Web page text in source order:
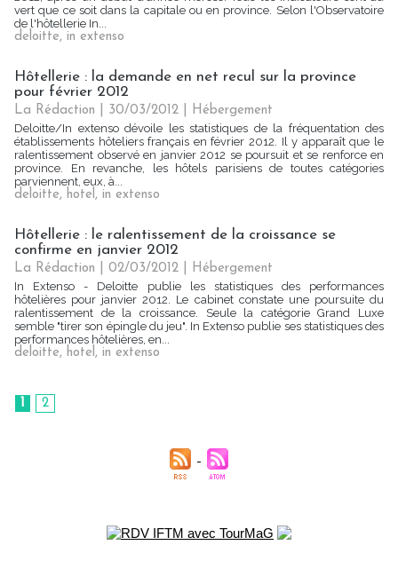
vert que ce soit dans la capitale ou en province. Selon l'Observatoire
de l'hôtellerie In...
deloitte, in extenso
Hôtellerie : la demande en net recul sur la province
pour février 2012
La Rédaction | 30/03/2012
Hébergement
Deloitte/In extenso dévoile les statistiques de la fréquentation des
établissements hôteliers français en février 2012. Il y apparaît que le
ralentissement observé en janvier 2012 se poursuit et se renforce en
province. En revanche, les hôtels parisiens de toutes catégories
parviennent, eux, à...
deloitte, hotel, in extenso
Hôtellerie : le ralentissement de la croissance se
confirme en janvier 2012
La Rédaction | 02/03/2012
Hébergement
In Extenso - Deloitte publie les statistiques des performances
hôtelières pour janvier 2012. Le cabinet constate une poursuite du
ralentissement de la croissance. Seule la catégorie Grand Luxe
semble "tirer son épingle du jeu". In Extenso publie ses statistiques des
performances hôtelières, en...
deloitte, hotel, in extenso
1 2